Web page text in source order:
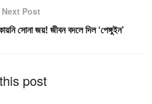
Next Post
সোনা জয়! জীবন বদলে দিল ‘পেঙ্গুইন’
post